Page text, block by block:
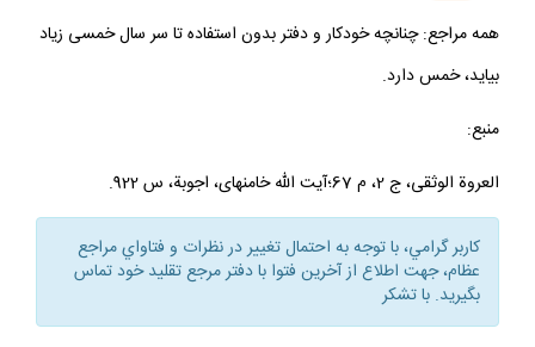
همه مراجع: چنانچه خودكار و دفتر بدون استفاده تا سر سال خمسى زياد
بيايد، خمس دارد.
منبع:
العروة الوثقى، ج 2، م 67؛آيت الله خامنه‏اى، اجوبة، س 922.
كاربر گرامي، با توجه به احتمال تغيير در نظرات و فتاواي مراجع
عظام، جهت اطلاع از آخرين فتوا با دفتر مرجع تقليد خود تماس
بگيريد. با تشكر